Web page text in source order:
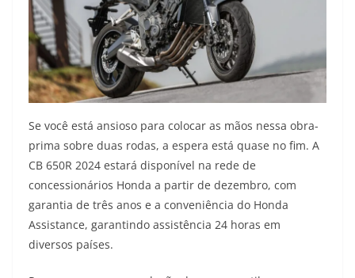
Se você está ansioso para colocar as mãos nessa obra-
prima sobre duas rodas, a espera está quase no fim. A
CB 650R 2024 estará disponível na rede de
concessionários Honda a partir de dezembro, com
garantia de três anos e a conveniência do Honda
Assistance, garantindo assistência 24 horas em
diversos países.